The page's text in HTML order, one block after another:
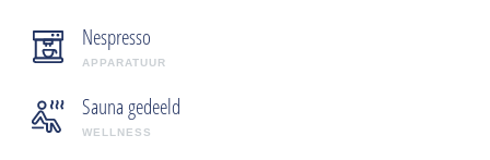
Nespresso
APPARATUUR
Sauna gedeeld
WELLNESS